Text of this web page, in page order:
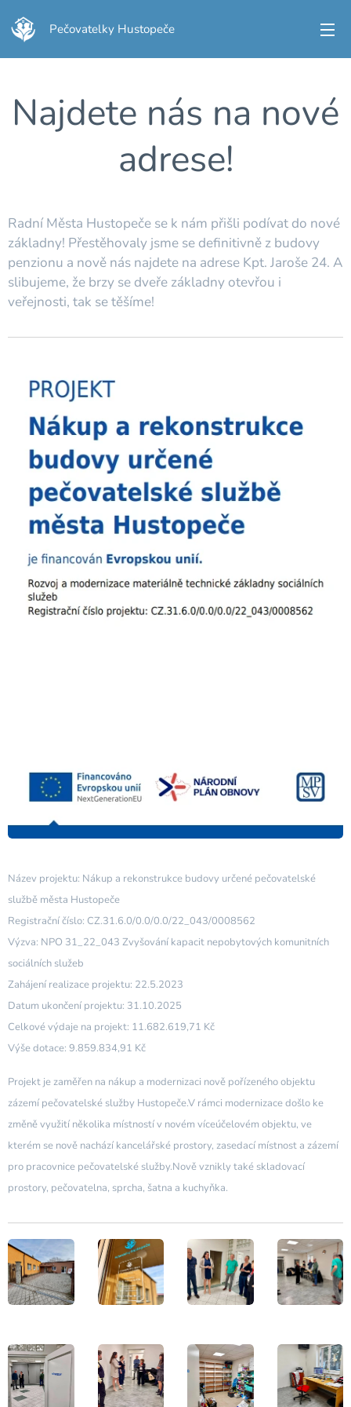
Pečovatelky Hustopeče
Najdete nás na nové
adrese!
Radní Města Hustopeče se k nám přišli podívat do nové
základny! Přestěhovaly jsme se definitivně z budovy
penzionu a nově nás najdete na adrese Kpt. Jaroše 24. A
slibujeme, že brzy se dveře základny otevřou i
veřejnosti, tak se těšíme!
Název projektu: Nákup a rekonstrukce budovy určené pečovatelské
službě města Hustopeče
Registrační číslo: CZ.31.6.0/0.0/0.0/22_043/0008562
Výzva: NPO 31_22_043 Zvyšování kapacit nepobytových komunitních
sociálních služeb
Zahájení realizace projektu: 22.5.2023
Datum ukončení projektu: 31.10.2025
Celkové výdaje na projekt: 11.682.619,71 Kč
Výše dotace: 9.859.834,91 Kč
Projekt je zaměřen na nákup a modernizaci nově pořízeného objektu
zázemí pečovatelské služby Hustopeče.V rámci modernizace došlo ke
změně využití několika místností v novém víceúčelovém objektu, ve
kterém se nově nachází kancelářské prostory, zasedací místnost a zázemí
pro pracovnice pečovatelské služby.Nově vznikly také skladovací
prostory, pečovatelna, sprcha, šatna a kuchyňka.